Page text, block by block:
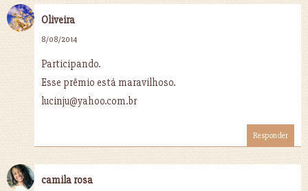
Oliveira
8/08/2014
Participando.
Esse prêmio está maravilhoso.
lucinju@yahoo.com.br
Responder
camila rosa